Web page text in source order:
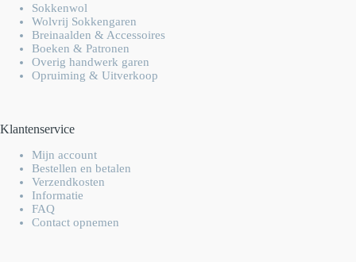
Sokkenwol
Wolvrij Sokkengaren
Breinaalden & Accessoires
Boeken & Patronen
Overig handwerk garen
Opruiming & Uitverkoop
Klantenservice
Mijn account
Bestellen en betalen
Verzendkosten
Informatie
FAQ
Contact opnemen